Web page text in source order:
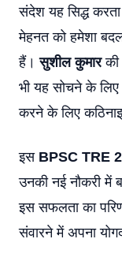
संदेश यह सिद्ध
मेहनत को हमेशा
हैं।सुशील कुमारकी
भी यह सोचने के लिए
करने के लिए
इस BPSC TRE
उनकी नई नौकरी में
इस सफलता का
संवारने में अपना